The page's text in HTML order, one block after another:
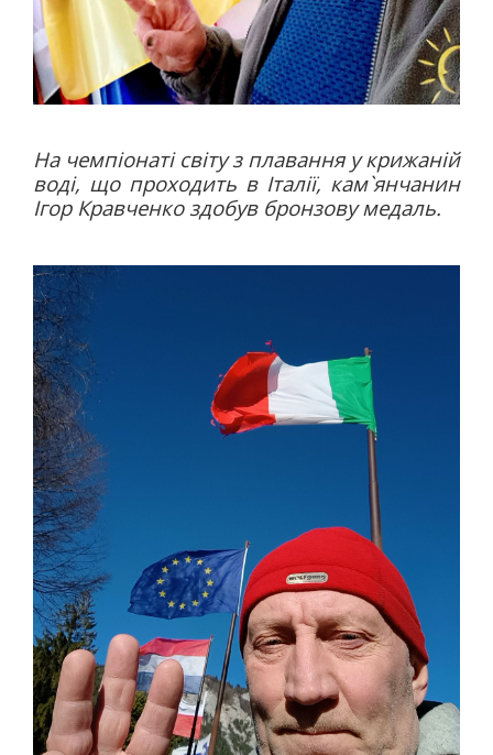
На чемпіонаті світу з плавання у крижаній
воді, що проходить в Італії, кам`янчанин
Ігор Кравченко здобув бронзову медаль.